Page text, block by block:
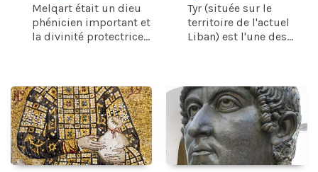
Melqart était un dieu
phénicien important et
la divinité protectrice...
Tyr (située sur le
territoire de l'actuel
Liban) est l'une des...